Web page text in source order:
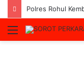
Menu